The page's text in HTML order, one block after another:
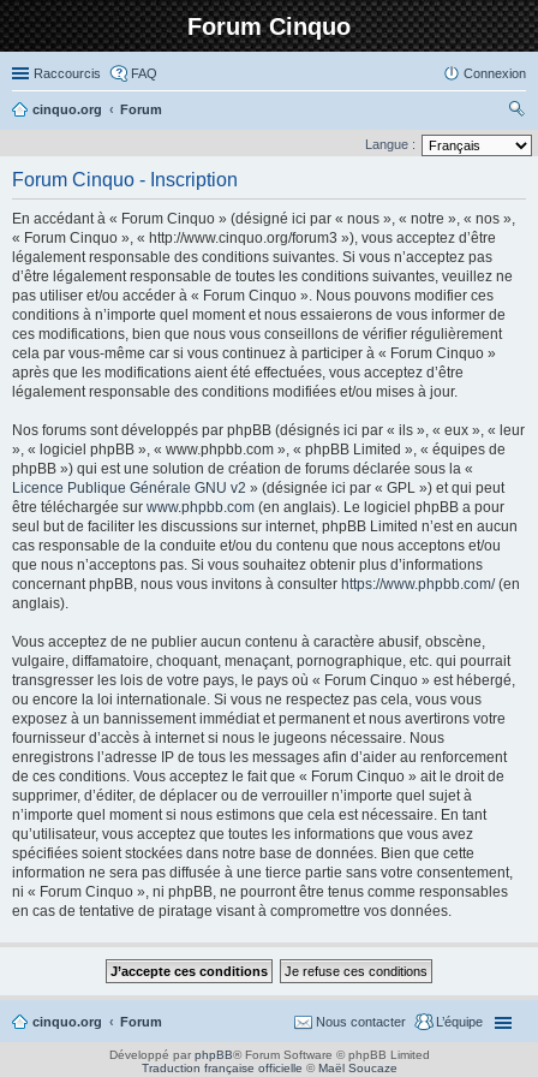
Forum Cinquo
Raccourcis FAQ Connexion
cinquo.org
Forum
ec
ch
er
Langue :
Forum Cinquo - Inscription
En accédant à « Forum Cinquo » (désigné ici par « nous », « notre », « nos »,
« Forum Cinquo », « http://www.cinquo.org/forum3 »), vous acceptez d’être
légalement responsable des conditions suivantes. Si vous n’acceptez pas
d’être légalement responsable de toutes les conditions suivantes, veuillez ne
pas utiliser et/ou accéder à « Forum Cinquo ». Nous pouvons modifier ces
conditions à n’importe quel moment et nous essaierons de vous informer de
ces modifications, bien que nous vous conseillons de vérifier régulièrement
cela par vous-même car si vous continuez à participer à « Forum Cinquo »
après que les modifications aient été effectuées, vous acceptez d’être
légalement responsable des conditions modifiées et/ou mises à jour.
Nos forums sont développés par phpBB (désignés ici par « ils », « eux », « leur
», « logiciel phpBB », « www.phpbb.com », « phpBB Limited », « équipes de
phpBB ») qui est une solution de création de forums déclarée sous la «
Licence Publique Générale GNU v2 » (désignée ici par « GPL ») et qui peut
être téléchargée sur www.phpbb.com (en anglais). Le logiciel phpBB a pour
seul but de faciliter les discussions sur internet, phpBB Limited n’est en aucun
cas responsable de la conduite et/ou du contenu que nous acceptons et/ou
que nous n’acceptons pas. Si vous souhaitez obtenir plus d’informations
concernant phpBB, nous vous invitons à consulter https://www.phpbb.com/(en
anglais).
Vous acceptez de ne publier aucun contenu à caractère abusif, obscène,
vulgaire, diffamatoire, choquant, menaçant, pornographique, etc. qui pourrait
transgresser les lois de votre pays, le pays où « Forum Cinquo » est hébergé,
ou encore la loi internationale. Si vous ne respectez pas cela, vous vous
exposez à un bannissement immédiat et permanent et nous avertirons votre
fournisseur d’accès à internet si nous le jugeons nécessaire. Nous
enregistrons l’adresse IP de tous les messages afin d’aider au renforcement
de ces conditions. Vous acceptez le fait que « Forum Cinquo » ait le droit de
supprimer, d’éditer, de déplacer ou de verrouiller n’importe quel sujet à
n’importe quel moment si nous estimons que cela est nécessaire. En tant
qu’utilisateur, vous acceptez que toutes les informations que vous avez
spécifiées soient stockées dans notre base de données. Bien que cette
information ne sera pas diffusée à une tierce partie sans votre consentement,
ni « Forum Cinquo », ni phpBB, ne pourront être tenus comme responsables
en cas de tentative de piratage visant à compromettre vos données.
cinquo.org Forum L’équipe
Nous contacter
Développé par phpBB® Forum Software © phpBB Limited
Traduction française officielle ©Maël Soucaze